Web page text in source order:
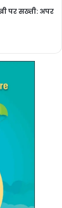
पर सख्ती: अपर